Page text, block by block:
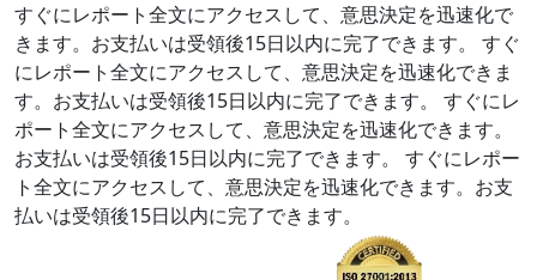
すぐにレポート全文にアクセスして、意思決定を迅速化で
きます。お支払いは受領後15日以内に完了できます。
すぐ
にレポート全文にアクセスして、意思決定を迅速化できま
す。お支払いは受領後15日以内に完了できます。
すぐにレ
ポート全文にアクセスして、意思決定を迅速化できます。
お支払いは受領後15日以内に完了できます。
すぐにレポー
ト全文にアクセスして、意思決定を迅速化できます。お支
払いは受領後15日以内に完了できます。